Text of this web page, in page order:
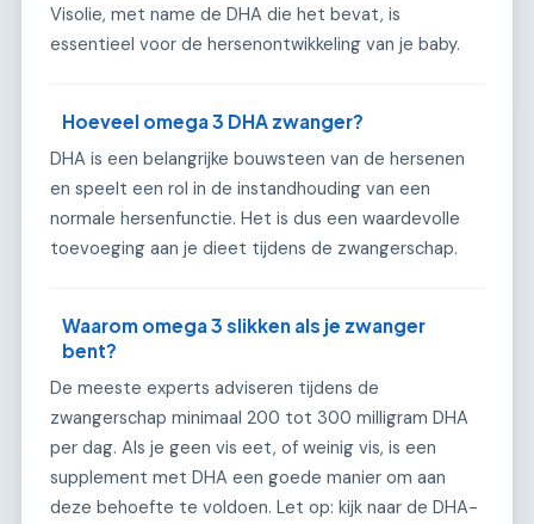
Visolie, met name de DHA die het bevat, is
essentieel voor de hersenontwikkeling van je baby.
Hoeveel omega 3 DHA zwanger?
DHA is een belangrijke bouwsteen van de hersenen
en speelt een rol in de instandhouding van een
normale hersenfunctie. Het is dus een waardevolle
toevoeging aan je dieet tijdens de zwangerschap.
Waarom omega 3 slikken als je zwanger
bent?
De meeste experts adviseren tijdens de
zwangerschap minimaal 200 tot 300 milligram DHA
per dag. Als je geen vis eet, of weinig vis, is een
supplement met DHA een goede manier om aan
deze behoefte te voldoen. Let op: kijk naar de DHA-